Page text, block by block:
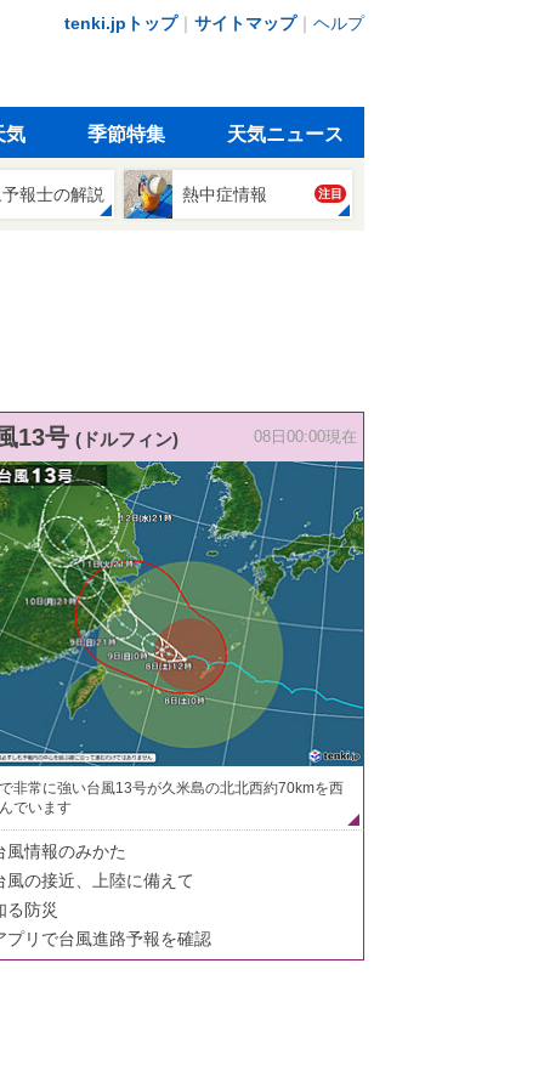
tenki.jpトップ｜ サイトマップ｜ ヘルプ
気 季節特集 天気ニュース
報士の解説 熱中症情報 注目
13号 (ドルフィン) 08日00:00現在
非常に強い台風13号が久米島の北北西約70kmを西
でいます
風情報のみかた
風の接近、上陸に備えて
る防災
プリで台風進路予報を確認